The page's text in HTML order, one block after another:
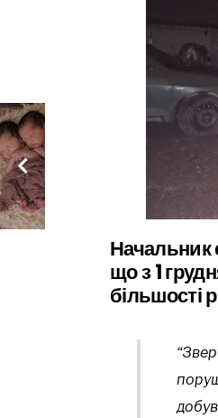
Начальник
що з 1
більшості